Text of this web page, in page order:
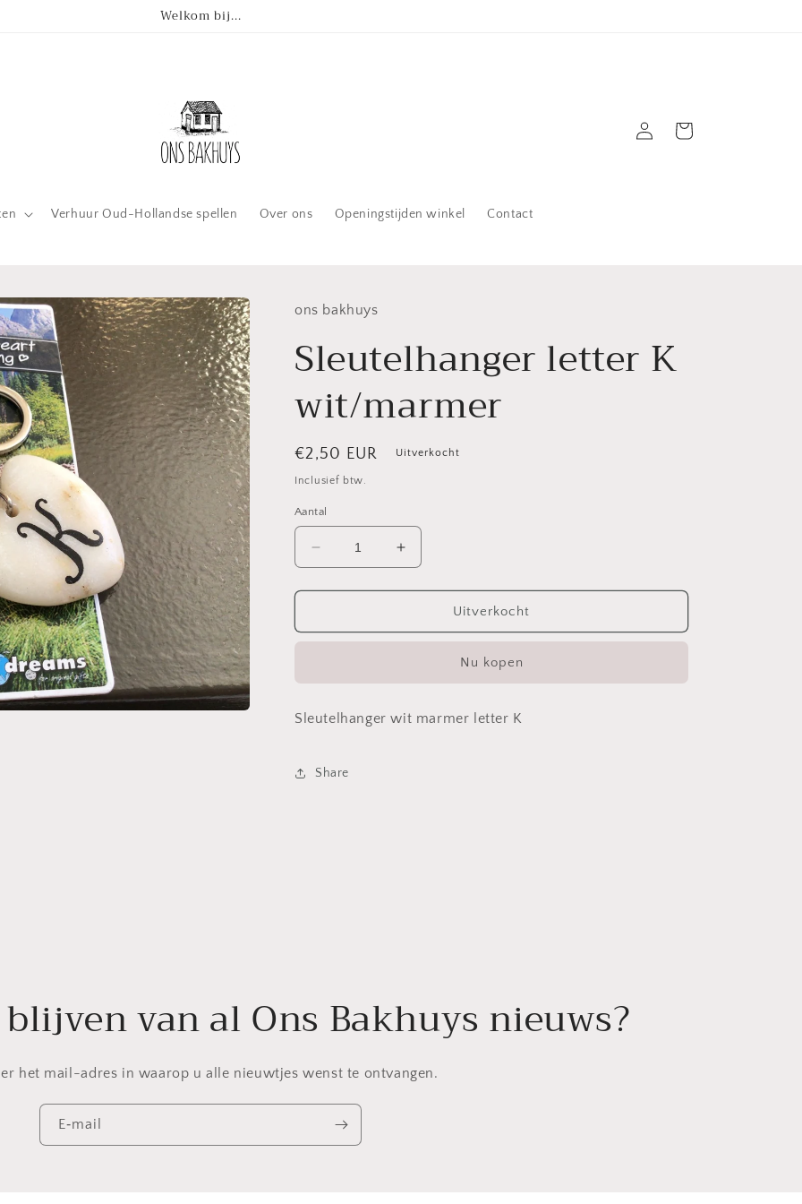
Welkom bij...
Verhuur Oud-Hollandse spellen Over ons Openingstijden winkel Contact
InloggenWinkelwagen
ons bakhuys
Sleutelhanger letter K
wit/marmer
Normale
prijs
€2,50 EUR Uitverkocht
Inclusief btw.
Aantal
Aantal
verlagen
voor
letter
Aantal
verhogen
voor
Sleutelhanger
letter
wit/marmer
Uitverkocht
Nu kopen
Sleutelhanger wit marmer letter K
Share
van al Ons Bakhuys nieuws?
het mail-adres in waarop u alle nieuwtjes wenst te ontvangen.
E‑mail